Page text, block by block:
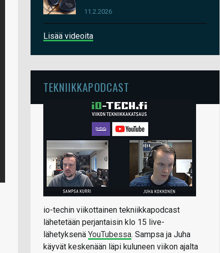
11.2.2026
Lisää videoita
TEKNIIKKAPODCAST
io-techin viikottainen tekniikkapodcast
lähetetään perjantaisin klo 15 live-
lähetyksenä YouTubessa. Sampsa ja Juha
käyvät keskenään läpi kuluneen viikon ajalta